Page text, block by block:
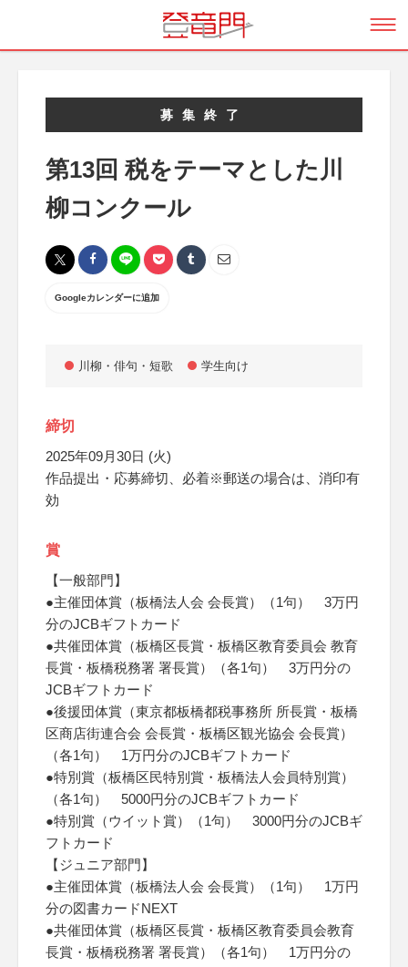
募集終了
第13回 税をテーマとした川
柳コンクール
Googleカレンダーに追加
川柳・俳句・短歌 学生向け
締切
2025年09月30日 (火)
作品提出・応募締切、必着※郵送の場合は、消印有
効
賞
【一般部門】
●主催団体賞（板橋法人会 会長賞）（1句） 3万円
分のJCBギフトカード
●共催団体賞（板橋区長賞・板橋区教育委員会 教育
長賞・板橋税務署 署長賞）（各1句） 3万円分の
JCBギフトカード
●後援団体賞（東京都板橋都税事務所 所長賞・板橋
区商店街連合会 会長賞・板橋区観光協会 会長賞）
（各1句） 1万円分のJCBギフトカード
●特別賞（板橋区民特別賞・板橋法人会員特別賞）
（各1句） 5000円分のJCBギフトカード
●特別賞（ウイット賞）（1句） 3000円分のJCBギ
フトカード
【ジュニア部門】
●主催団体賞（板橋法人会 会長賞）（1句） 1万円
分の図書カードNEXT
●共催団体賞（板橋区長賞・板橋区教育委員会教育
長賞・板橋税務署 署長賞）（各1句） 1万円分の